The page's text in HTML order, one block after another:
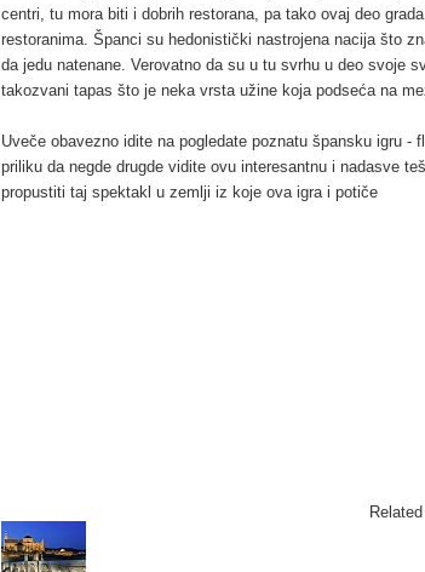
centri, tu mora biti i dobrih restorana, pa tako ovaj deo
restoranima. Španci su hedonistički nastrojena nacija što
da jedu natenane. Verovatno da su u tu svrhu u deo svoje
takozvani tapas što je neka vrsta užine koja podseća na
Uveče obavezno idite na pogledate poznatu špansku igru -
priliku da negde drugde vidite ovu interesantnu i nadasve
propustiti taj spektakl u zemlji iz koje ova igra i potiče